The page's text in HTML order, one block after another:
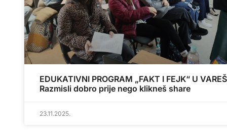
EDUKATIVNI PROGRAM „FAKT I FEJK“ U
Razmisli dobro prije nego klikneš share
23.11.2025.